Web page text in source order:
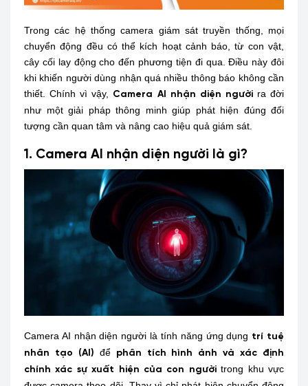
Trong các hệ thống camera giám sát truyền thống, mọi
chuyển động đều có thể kích hoạt cảnh báo, từ con vật,
cây cối lay động cho đến phương tiện đi qua. Điều này đôi
khi khiến người dùng nhận quá nhiều thông báo không cần
thiết. Chính vì vậy, Camera AI nhận diện ngườira đời
như một giải pháp thông minh giúp phát hiện đúng đối
tượng cần quan tâm và nâng cao hiệu quả giám sát.
1. Camera AI nhận diện người là gì?
Camera AI nhận diện người là tính năng ứng dụng trí tuệ
nhân tạo (AI) để phân tích hình ảnh và xác định
chính xác sự xuất hiện của con ngườitrong khu vực